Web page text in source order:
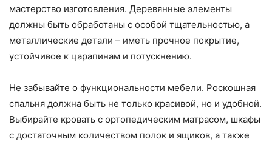
мастерство изготовления. Деревянные элементы
должны быть обработаны с особой тщательностью, а
металлические детали – иметь прочное покрытие,
устойчивое к царапинам и потускнению.
Не забывайте о функциональности мебели. Роскошная
спальня должна быть не только красивой, но и удобной.
Выбирайте кровать с ортопедическим матрасом, шкафы
с достаточным количеством полок и ящиков, а также